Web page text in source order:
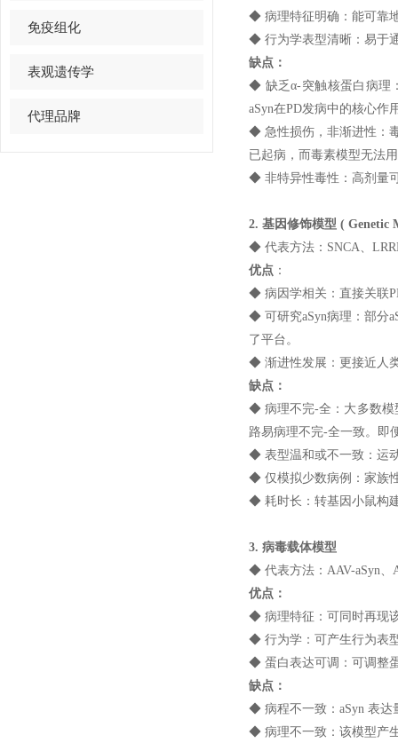
免疫组化
表观遗传学
代理品牌
◆ 病理特征明确：能可靠
◆ 行为学表型清晰：易于
缺点：
◆ 缺乏α-突触核蛋白病理
aSyn在PD发病中的核心作
◆ 急性损伤，非渐进性：
已起病，而毒素模型无法
◆ 非特异性毒性：高剂量
2. 基因修饰模型 ( Genetic
◆ 代表方法：SNCA、
优点 ：
◆ 病因学相关：直接关联
◆ 可研究aSyn病理：部分
了平台。
◆ 渐进性发展：更接近人
缺点：
◆ 病理不完-全：大多数模
路易病理不完-全一致。即
◆ 表型温和或不一致：运
◆ 仅模拟少数病例：家族
◆ 耗时长：转基因小鼠构
3. 病毒载体模型
◆ 代表方法：AAV-aSyn、
优点：
◆ 病理特征：可同时再现
◆ 行为学：可产生行为表
◆ 蛋白表达可调：可调整
缺点：
◆ 病程不一致：aSyn 表达
◆ 病理不一致：该模型产